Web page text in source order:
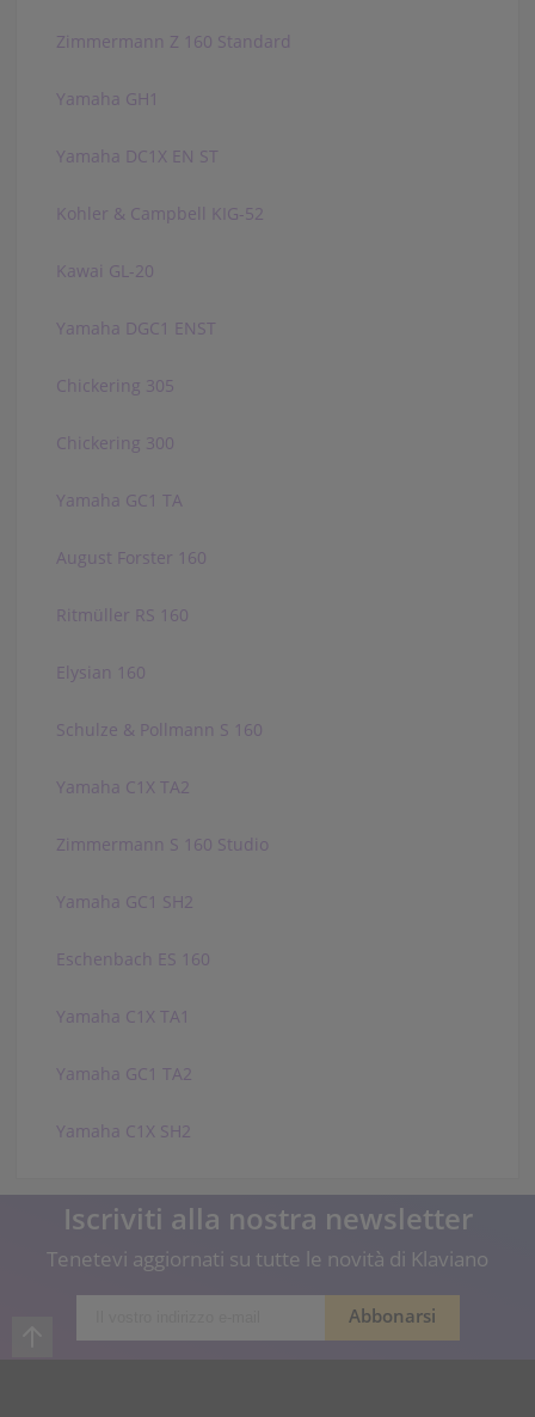
Zimmermann Z 160 Standard
Yamaha GH1
Yamaha DC1X EN ST
Kohler & Campbell KIG-52
Kawai GL-20
Yamaha DGC1 ENST
Chickering 305
Chickering 300
Yamaha GC1 TA
August Forster 160
Ritmüller RS 160
Elysian 160
Schulze & Pollmann S 160
Yamaha C1X TA2
Zimmermann S 160 Studio
Yamaha GC1 SH2
Eschenbach ES 160
Yamaha C1X TA1
Yamaha GC1 TA2
Yamaha C1X SH2
Iscriviti alla nostra newsletter
Tenetevi aggiornati su tutte le novità di Klaviano